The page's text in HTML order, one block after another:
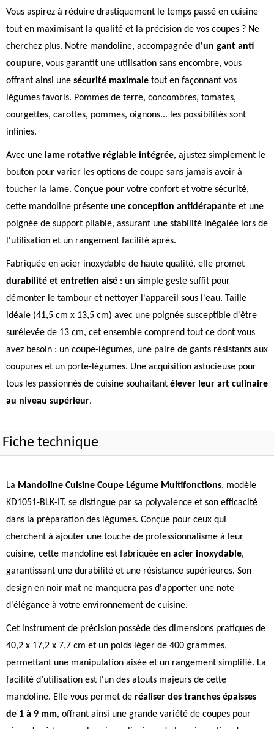
Vous aspirez à réduire drastiquement le temps passé en cuisine
tout en maximisant la qualité et la précision de vos coupes ? Ne
cherchez plus. Notre mandoline, accompagnée d'un gant anti
coupure, vous garantit une utilisation sans encombre, vous
offrant ainsi une sécurité maximale tout en façonnant vos
légumes favoris. Pommes de terre, concombres, tomates,
courgettes, carottes, pommes, oignons... les possibilités sont
infinies.
Avec une lame rotative réglable intégrée, ajustez simplement le
bouton pour varier les options de coupe sans jamais avoir à
toucher la lame. Conçue pour votre confort et votre sécurité,
cette mandoline présente une conception antidérapante et une
poignée de support pliable, assurant une stabilité inégalée lors de
l'utilisation et un rangement facilité après.
Fabriquée en acier inoxydable de haute qualité, elle promet
durabilité et entretien aisé : un simple geste suffit pour
démonter le tambour et nettoyer l'appareil sous l'eau. Taille
idéale (41,5 cm x 13,5 cm) avec une poignée susceptible d'être
surélevée de 13 cm, cet ensemble comprend tout ce dont vous
avez besoin : un coupe-légumes, une paire de gants résistants aux
coupures et un porte-légumes. Une acquisition astucieuse pour
tous les passionnés de cuisine souhaitant élever leur art culinaire
au niveau supérieur.
Fiche technique
La Mandoline Cuisine Coupe Légume Multifonctions, modèle
KD1051-BLK-IT, se distingue par sa polyvalence et son efficacité
dans la préparation des légumes. Conçue pour ceux qui
cherchent à ajouter une touche de professionnalisme à leur
cuisine, cette mandoline est fabriquée en acier inoxydable,
garantissant une durabilité et une résistance supérieures. Son
design en noir mat ne manquera pas d'apporter une note
d'élégance à votre environnement de cuisine.
Cet instrument de précision possède des dimensions pratiques de
40,2 x 17,2 x 7,7 cm et un poids léger de 400 grammes,
permettant une manipulation aisée et un rangement simplifié. La
facilité d’utilisation est l'un des atouts majeurs de cette
mandoline. Elle vous permet de réaliser des tranches épaisses
de 1 à 9 mm, offrant ainsi une grande variété de coupes pour